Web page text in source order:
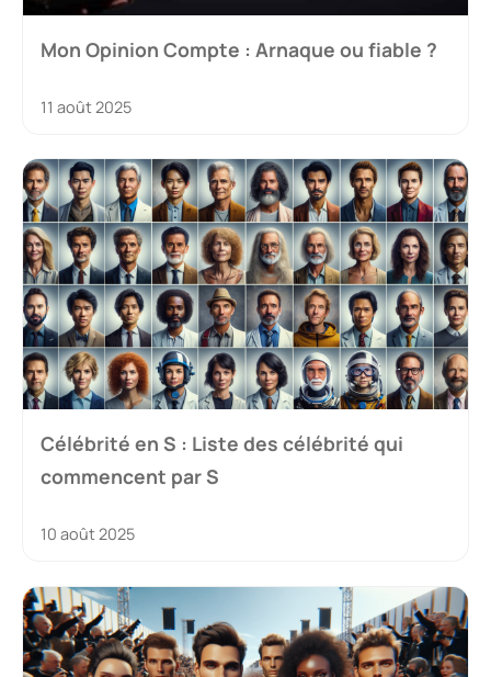
Mon Opinion Compte : Arnaque ou fiable ?
11 août 2025
Célébrité en S : Liste des célébrité qui
commencent par S
10 août 2025